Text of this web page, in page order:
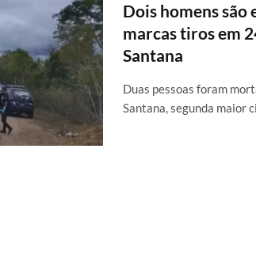
Dois homens
marcas tiros em
Santana
Duas pessoas foram
Santana, segunda maior